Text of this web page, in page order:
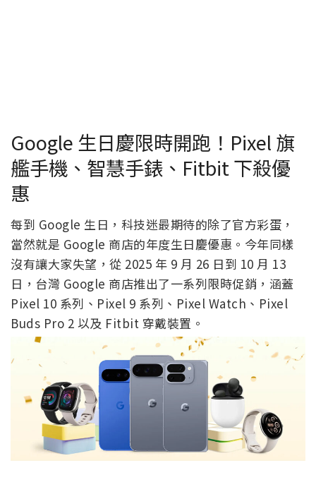
Google 生日慶限時開跑！Pixel 旗
艦手機、智慧手錶、Fitbit 下殺優
惠
每到 Google 生日，科技迷最期待的除了官方彩蛋，
當然就是 Google 商店的年度生日慶優惠。今年同樣
沒有讓大家失望，從 2025 年 9 月 26 日到 10 月 13
日，台灣 Google 商店推出了一系列限時促銷，涵蓋
Pixel 10 系列、Pixel 9 系列、Pixel Watch、Pixel
Buds Pro 2 以及 Fitbit 穿戴裝置。